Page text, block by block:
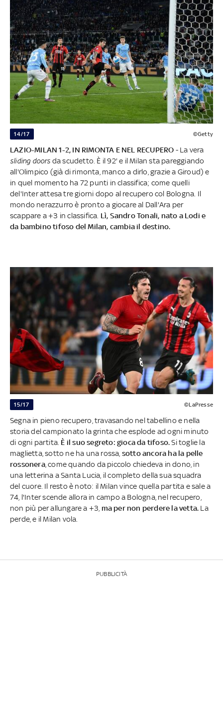
14/17 ©Getty
LAZIO-MILAN 1-2, IN RIMONTA E NEL RECUPERO - La vera
sliding doors da scudetto. È il 92' e il Milan sta pareggiando
all'Olimpico (già di rimonta, manco a dirlo, grazie a Giroud) e
in quel momento ha 72 punti in classifica; come quelli
del'Inter attesa tre giorni dopo al recupero col Bologna. Il
mondo nerazzurro è pronto a giocare al Dall'Ara per
scappare a +3 in classifica. Lì, Sandro Tonali, nato a Lodi e
da bambino tifoso del Milan, cambia il destino.
15/17 ©LaPresse
Segna in pieno recupero, travasando nel tabellino e nella
storia del campionato la grinta che esplode ad ogni minuto
di ogni partita. È il suo segreto: gioca da tifoso.Si toglie la
maglietta, sotto ne ha una rossa, sotto ancora ha la pelle
rossonera, come quando da piccolo chiedeva in dono, in
una letterina a Santa Lucia, il completo della sua squadra
del cuore. Il resto è noto: il Milan vince quella partita e sale a
74, l'Inter scende allora in campo a Bologna, nel recupero,
non più per allungare a +3, ma per non perdere la vetta. La
perde, e il Milan vola.
PUBBLICITÀ